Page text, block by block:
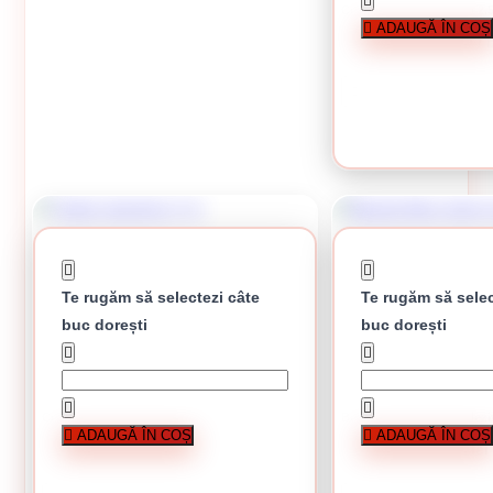
În stoc
Coltar aluminiu + plasa
6 lei /
ADAUGĂ ÎN COȘ
Coltar aluminiu 2 m
3.60 lei / buc
Te rugăm să selectezi câte
buc dorești
ADAUGĂ ÎN COȘ
Banda fibra sticla
11.84
Te rugăm să
buc dorești
ADAUGĂ ÎN COȘ